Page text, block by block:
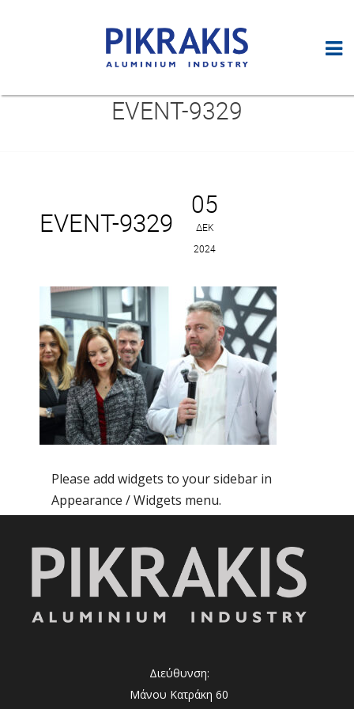
EVENT-9329
05
ΔΕΚ
2024
EVENT-9329
Please add widgets to your sidebar in
Appearance / Widgets menu.
Διεύθυνση:
Μάνου Κατράκη 60